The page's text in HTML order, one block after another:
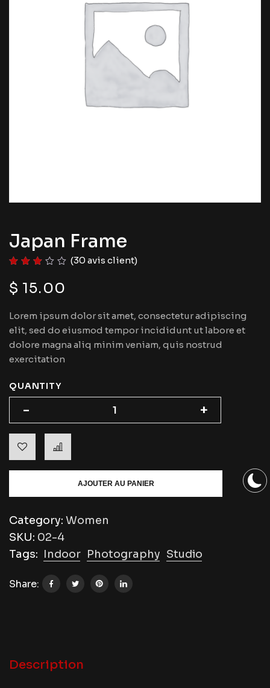
Japan Frame
(30avis client)
$ 15.00
Lorem ipsum dolor sit amet, consectetur adipiscing
elit, sed do eiusmod tempor incididunt ut labore et
dolore magna aliq minim veniam, quis nostrud
exercitation
QUANTITY
- +
- +
AJOUTER AU PANIER
Category: Women
SKU: 02-4
Tags: Indoor Photography Studio
Share:
Description